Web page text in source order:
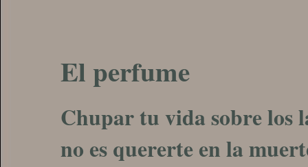
El perfume
Chupar tu vida sobre los
no es quererte en la